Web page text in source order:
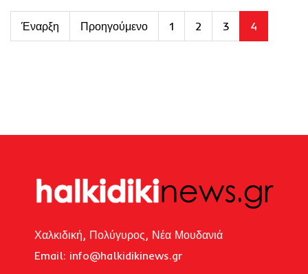
Έναρξη Προηγούμενο 1 2 3 4
Χαλκιδική, Πολύγυρος, Νέα Μουδανιά
Email: info@halkidikinews.gr